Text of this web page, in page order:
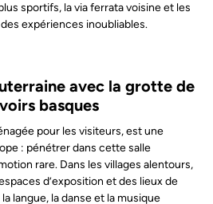
sportifs, la via ferrata voisine et les
expériences inoubliables.
avec la grotte de
basques
pour les visiteurs, est une
: pénétrer dans cette salle
rare. Dans les villages alentours,
d’exposition et des lieux de
langue, la danse et la musique